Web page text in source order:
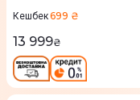
Кешбек699 ₴
13 999₴